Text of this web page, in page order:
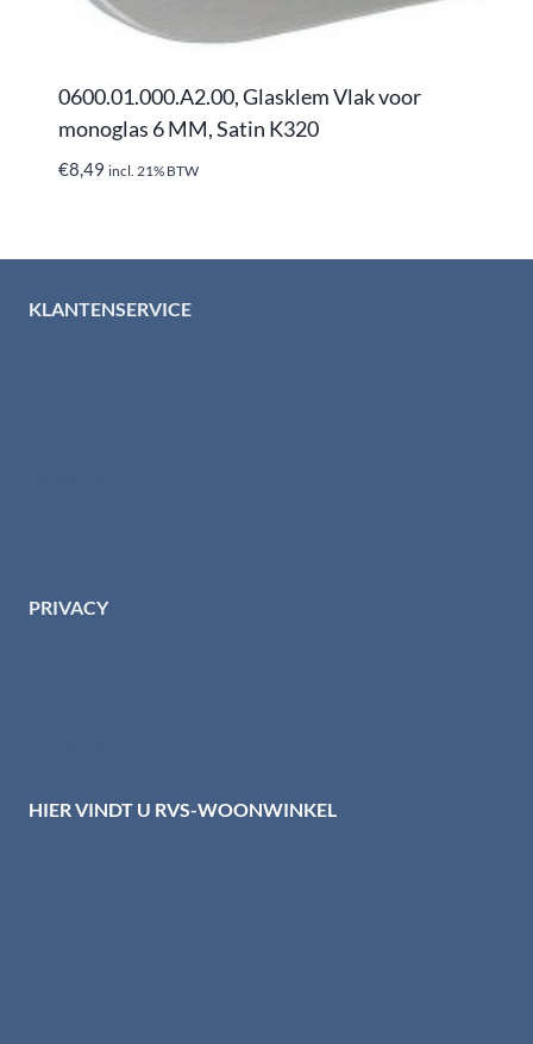
0600.01.000.A2.00, Glasklem Vlak voor
monoglas 6 MM, Satin K320
€8,49 incl. 21% BTW
KLANTENSERVICE
PRIVACY
HIER VINDT U RVS-WOONWINKEL